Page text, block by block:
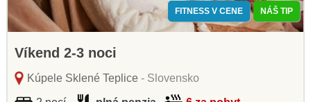
FITNESS V CENE NÁŠ TIP
Víkend 2-3 noci
Kúpele Sklené Teplice- Slovensko